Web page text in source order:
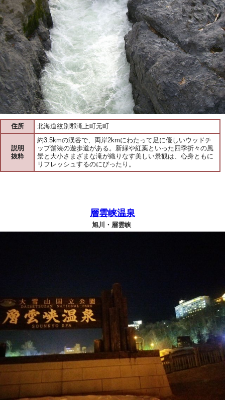
住所 北海道紋別郡滝上町元町
説明
抜粋
約3.5kmの渓谷で、両岸2kmにわたって足に優しいウッドチ
ップ舗装の遊歩道がある。新緑や紅葉といった四季折々の風
景と大小さまざまな滝が織りなす美しい景観は、心身ともに
リフレッシュするのにぴったり。
層雲峡温泉
旭川・層雲峡